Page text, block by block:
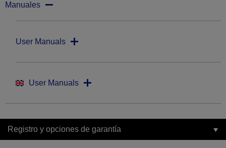
Manuales
User Manuals
User Manuals
Registro y opciones de garantía